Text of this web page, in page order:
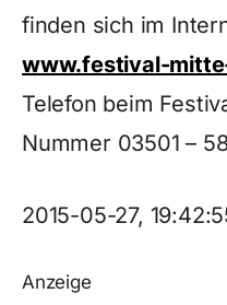
finden sich im
www.festival-
Telefon beim
Nummer 03501 –
2015-05-27,
Anzeige